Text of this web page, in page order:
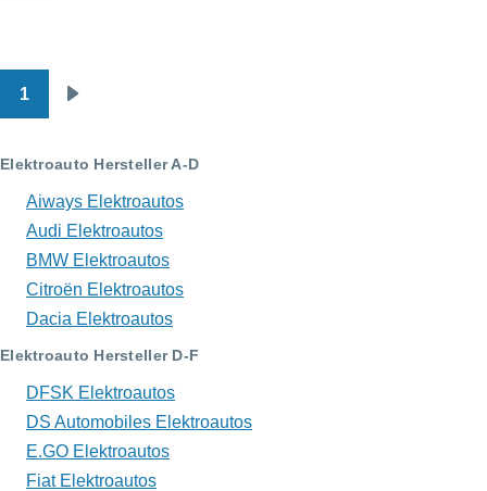
Seitennummerierung
1
Elektroauto Hersteller A-D
Aiways Elektroautos
Audi Elektroautos
BMW Elektroautos
Citroën Elektroautos
Dacia Elektroautos
Elektroauto Hersteller D-F
DFSK Elektroautos
DS Automobiles Elektroautos
E.GO Elektroautos
Fiat Elektroautos